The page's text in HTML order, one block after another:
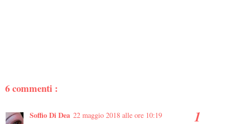
6 commenti :
Soffio Di Dea 22 maggio 2018 alle ore 10:19